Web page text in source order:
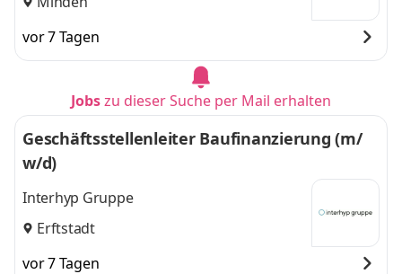
vor 7 Tagen
Jobszu dieser Suche per Mail erhalten
Geschäftsstellenleiter Baufinanzierung (m/
w/d)
Interhyp Gruppe
Erftstadt
vor 7 Tagen